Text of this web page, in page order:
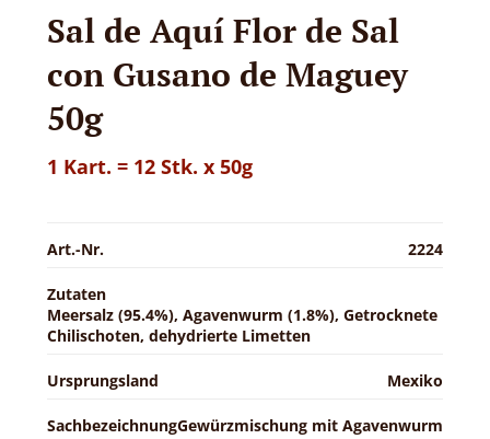
Sal de Aquí Flor de Sal
con Gusano de Maguey
50g
1 Kart. = 12 Stk. x 50g
Art.-Nr. 2224
Zutaten
Meersalz (95.4%), Agavenwurm (1.8%), Getrocknete
Chilischoten, dehydrierte Limetten
Ursprungsland Mexiko
SachbezeichnungGewürzmischung mit Agavenwurm